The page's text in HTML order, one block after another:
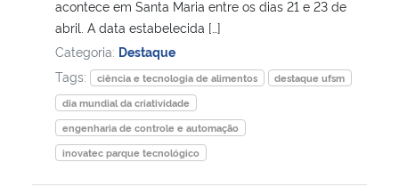
acontece em Santa Maria entre os dias 21 e 23 de
abril. A data estabelecida […]
Categoria: Destaque
Tags:
ciência e tecnologia de alimentos
destaque ufsm
dia mundial da criatividade
engenharia de controle e automação
inovatec parque tecnológico